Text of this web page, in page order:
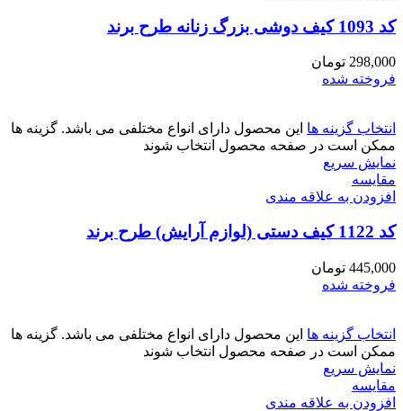
کد 1093 کیف دوشی بزرگ زنانه طرح برند
298,000 تومان
فروخته شده
انتخاب گزینه ها این محصول دارای انواع مختلفی می باشد. گزینه ها
ممکن است در صفحه محصول انتخاب شوند
نمایش سریع
مقايسه
افزودن به علاقه مندی
کد 1122 کیف دستی (لوازم آرایش) طرح برند
445,000 تومان
فروخته شده
انتخاب گزینه ها این محصول دارای انواع مختلفی می باشد. گزینه ها
ممکن است در صفحه محصول انتخاب شوند
نمایش سریع
مقايسه
افزودن به علاقه مندی